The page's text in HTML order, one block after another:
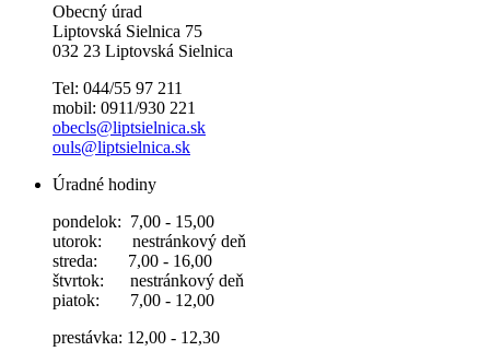
Obecný úrad
Liptovská Sielnica 75
032 23 Liptovská Sielnica
Tel: 044/55 97 211
mobil: 0911/930 221
obecls@liptsielnica.sk
ouls@liptsielnica.sk
Úradné hodiny
pondelok: 7,00 - 15,00
utorok: nestránkový deň
streda: 7,00 - 16,00
štvrtok: nestránkový deň
piatok: 7,00 - 12,00
prestávka: 12,00 - 12,30